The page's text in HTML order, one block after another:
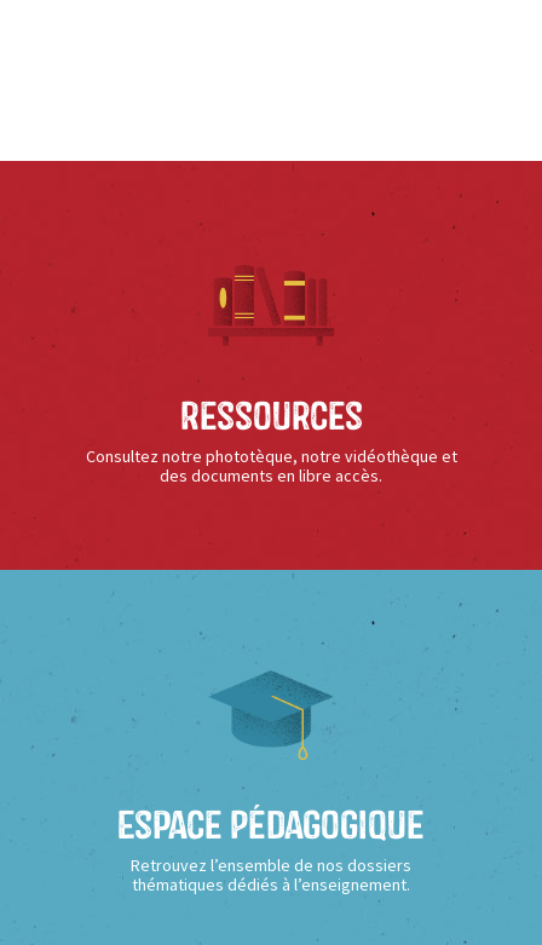
Ressources
Consultez notre phototèque, notre vidéothèque et
des documents en libre accès.
Espace Pédagogique
Retrouvez l’ensemble de nos dossiers
thématiques dédiés à l’enseignement.